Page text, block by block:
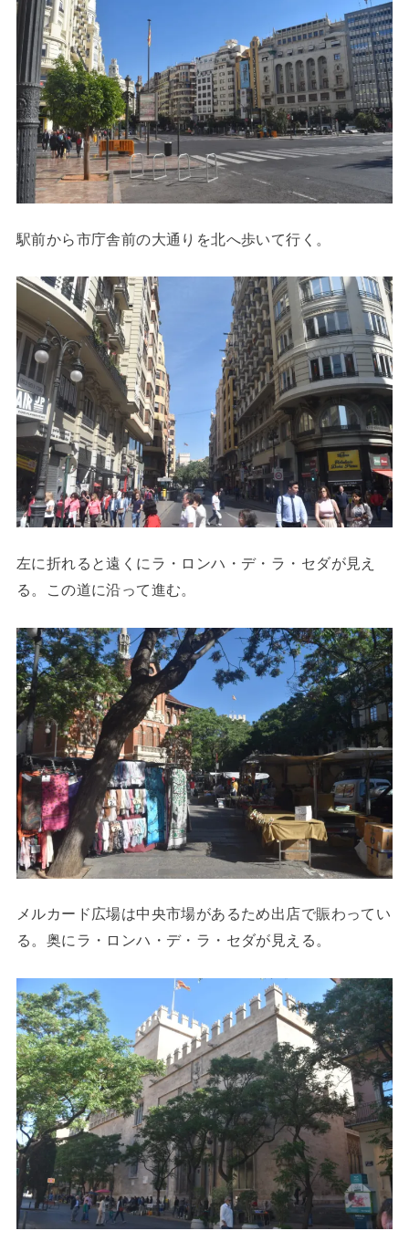
駅前から市庁舎前の大通りを北へ歩いて行く。
左に折れると遠くにラ・ロンハ・デ・ラ・セダが見え
る。この道に沿って進む。
メルカード広場は中央市場があるため出店で賑わってい
る。奥にラ・ロンハ・デ・ラ・セダが見える。